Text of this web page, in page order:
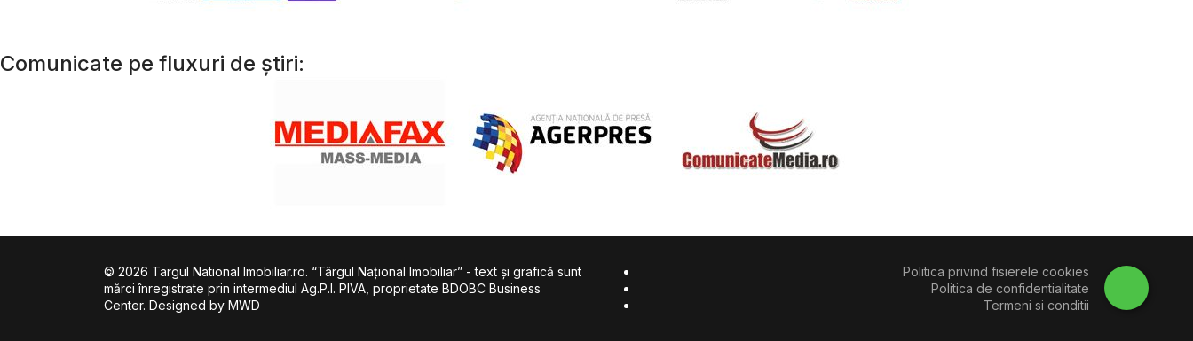
Comunicate pe fluxuri de știri:
© 2026 Targul National Imobiliar.ro. “Târgul Naţional Imobiliar” - text şi grafică sunt
mărci înregistrate prin intermediul Ag.P.I. PIVA, proprietate BDOBC Business
Center. Designed by MWD
Politica privind fisierele cookies
Politica de confidentialitate
Termeni si conditii